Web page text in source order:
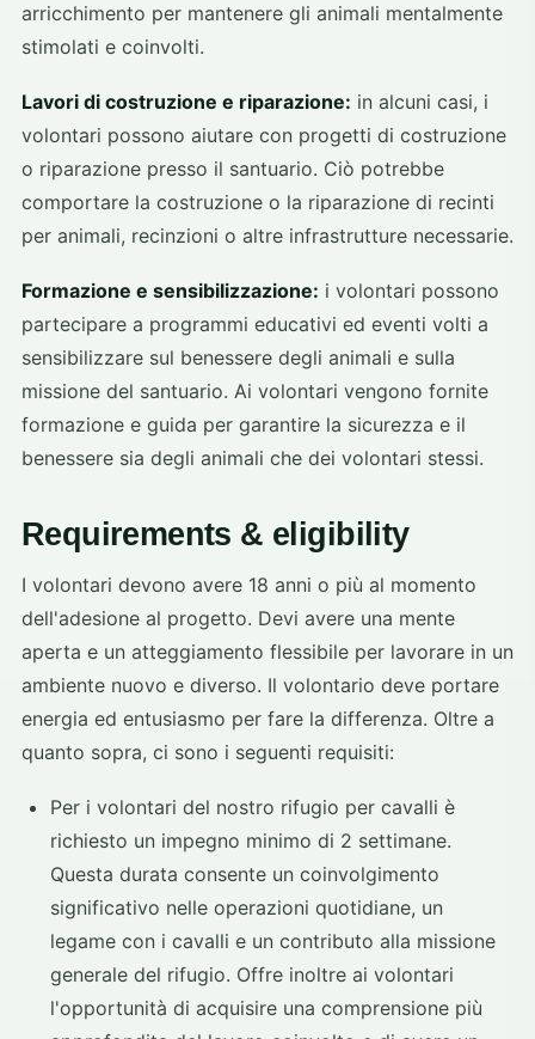
arricchimento per mantenere gli animali mentalmente
stimolati e coinvolti.
Lavori di costruzione e riparazione: in alcuni casi, i
volontari possono aiutare con progetti di costruzione
o riparazione presso il santuario. Ciò potrebbe
comportare la costruzione o la riparazione di recinti
per animali, recinzioni o altre infrastrutture necessarie.
Formazione e sensibilizzazione: i volontari possono
partecipare a programmi educativi ed eventi volti a
sensibilizzare sul benessere degli animali e sulla
missione del santuario. Ai volontari vengono fornite
formazione e guida per garantire la sicurezza e il
benessere sia degli animali che dei volontari stessi.
Requirements & eligibility
I volontari devono avere 18 anni o più al momento
dell'adesione al progetto. Devi avere una mente
aperta e un atteggiamento flessibile per lavorare in un
ambiente nuovo e diverso. Il volontario deve portare
energia ed entusiasmo per fare la differenza. Oltre a
quanto sopra, ci sono i seguenti requisiti:
Per i volontari del nostro rifugio per cavalli è
richiesto un impegno minimo di 2 settimane.
Questa durata consente un coinvolgimento
significativo nelle operazioni quotidiane, un
legame con i cavalli e un contributo alla missione
generale del rifugio. Offre inoltre ai volontari
l'opportunità di acquisire una comprensione più